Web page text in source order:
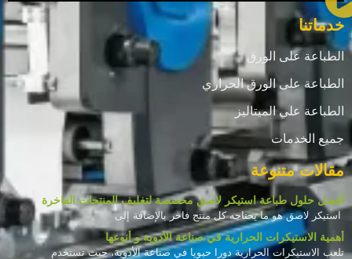
خدماتنا
الطباعة على الورق
الطباعة على الورق الحراري
الطباعة علي الميتاليز
جميع الخدمات
مقالات متنوعة
أفضل حلول طباعة استيكر لاصق مخصصة لتغليف المنتجات الفاخرة
استيكر لاصق هو ما يحتاجه كل منتج فاخر بالإضافة إلى
أهمية الاستيكرات الحرارية في صناعة الأدوية و أنوعها
تلعب الاستيكرات الحرارية دورا حيويا في صناعة الأدوية، حيث تستخدم